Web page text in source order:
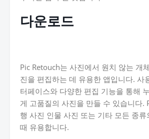
다운로드
Pic Retouch는 사진에서 원치 않는 개
진을 편집하는 데 유용한 앱입니다. 사
터페이스와 다양한 편집 기능을 통해
게 고품질의 사진을 만들 수 있습니다.
행 사진 인물 사진 또는 기타 모든 종
때 유용합니다.